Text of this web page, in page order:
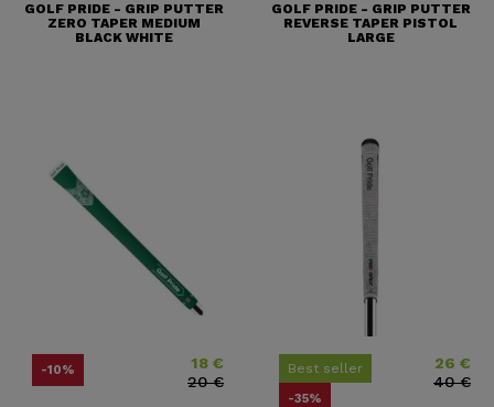
GOLF PRIDE - GRIP PUTTER
ZERO TAPER MEDIUM
BLACK WHITE
GOLF PRIDE - GRIP PUTTER
REVERSE TAPER PISTOL
LARGE
-10% Price18 €
Regular price
20 €
Best seller
-35%
Price26 €
Regular
40 €